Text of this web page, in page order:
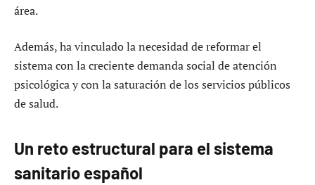
área.
Además, ha vinculado la necesidad de reformar el
sistema con la creciente demanda social de atención
psicológica y con la saturación de los servicios públicos
de salud.
Un reto estructural para el sistema
sanitario español